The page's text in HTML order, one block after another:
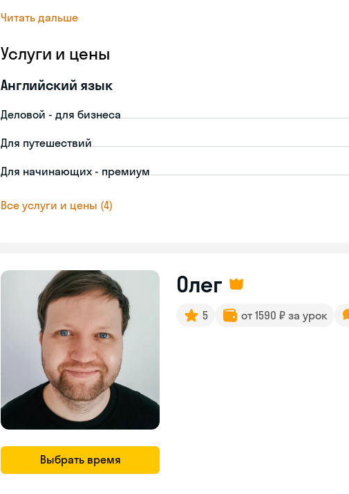
Читать дальше
Услуги и цены
Английский язык
Деловой - для бизнеса
Для путешествий
Для начинающих - премиум
Все услуги и цены (4)
Выбрать время
Олег
5 от 1590 ₽ за урок